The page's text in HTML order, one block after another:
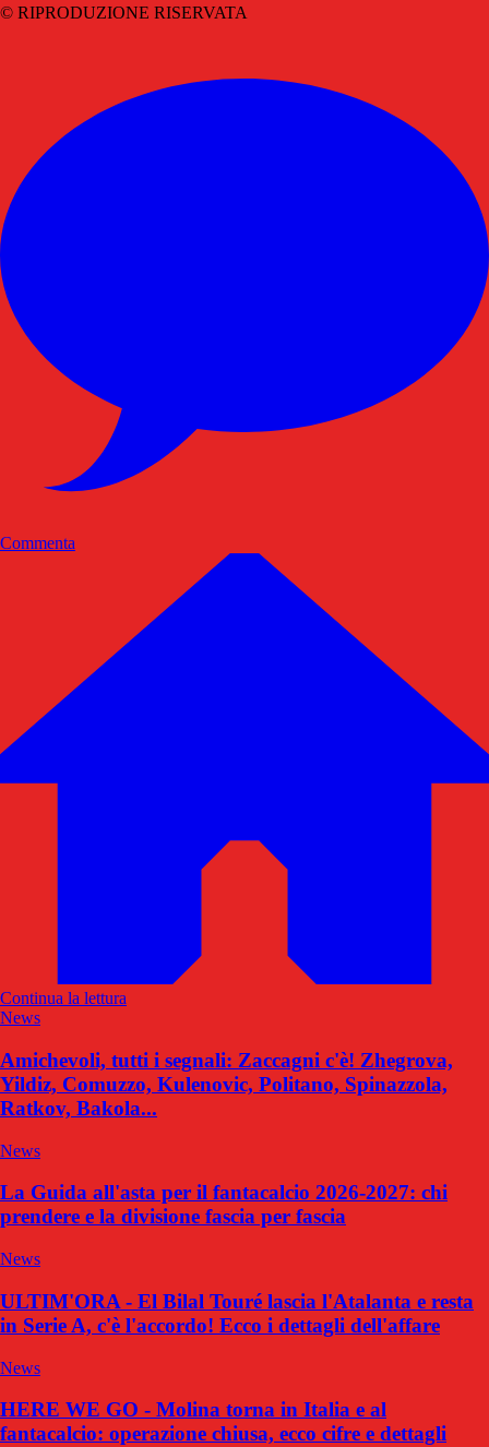
© RIPRODUZIONE RISERVATA
Commenta
Continua la lettura
News
Amichevoli, tutti i segnali: Zaccagni c'è! Zhegrova,
Yildiz, Comuzzo, Kulenovic, Politano, Spinazzola,
Ratkov, Bakola...
News
La Guida all'asta per il fantacalcio 2026-2027: chi
prendere e la divisione fascia per fascia
News
ULTIM'ORA - El Bilal Touré lascia l'Atalanta e resta
in Serie A, c'è l'accordo! Ecco i dettagli dell'affare
News
HERE WE GO - Molina torna in Italia e al
fantacalcio: operazione chiusa, ecco cifre e dettagli